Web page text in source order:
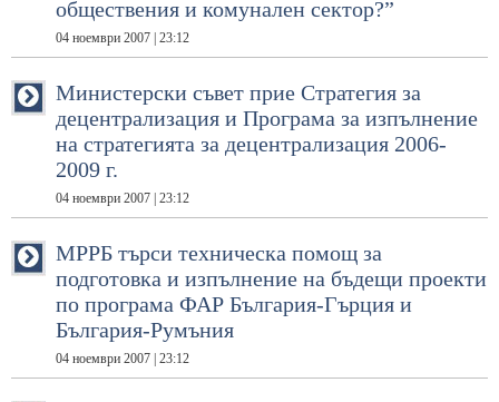
обществения и комунален сектор?”
04 ноември 2007 | 23:12
Министерски съвет прие Стратегия за
децентрализация и Програма за изпълнение
на стратегията за децентрализация 2006-
2009 г.
04 ноември 2007 | 23:12
МРРБ търси техническа помощ за
подготовка и изпълнение на бъдещи проекти
по програма ФАР България-Гърция и
България-Румъния
04 ноември 2007 | 23:12